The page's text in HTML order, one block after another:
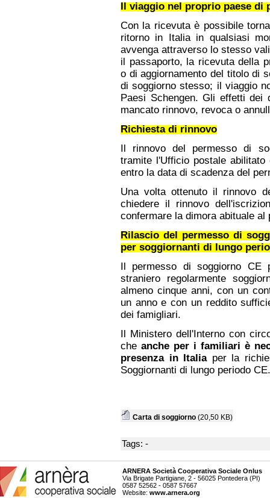
Il viaggio nel proprio paese di
Con la ricevuta è possibile
ritorno in Italia in qualsiasi
avvenga attraverso lo stesso
il passaporto, la ricevuta della
o di aggiornamento del titolo di
di soggiorno stesso; il viaggio
Paesi Schengen. Gli effetti
mancato rinnovo, revoca o
Richiesta di rinnovo
Il rinnovo del permesso di
tramite l'Ufficio postale
entro la data di scadenza del
Una volta ottenuto il rinnovo
chiedere il rinnovo
confermare la dimora abituale
Rilascio del permesso di
per soggiornanti di lungo
Il permesso di soggiorno CE
straniero regolarmente
almeno cinque anni, con un
un anno e con un reddito
dei famigliari.
Il Ministero dell'Interno con
che anche per i familiari è
presenza in Italia per la
Soggiornanti di lungo periodo CE.
Carta di soggiorno (20,50 KB)
Tags: -
ARNERA Società Cooperativa Sociale Onlus
Via Brigate Partigiane, 2 - 56025 Pontedera (PI)
0587 52562 - 0587 57667
Website: www.arnera.org